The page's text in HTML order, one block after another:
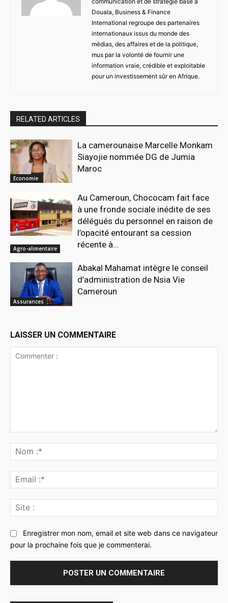
Douala, Business & Finance
International regroupe des partenaires
internationaux issus du monde des
médias, des affaires et de la politique,
mus par la volonté de fournir une
information vraie, crédible et exploitable
pour un investissement sûr en Afrique.
RELATED ARTICLES
Economie
La camerounaise Marcelle Monkam
Siayojie nommée DG de Jumia
Maroc
Agro-alimentaire
Au Cameroun, Chococam fait face
à une fronde sociale inédite de ses
délégués du personnel en raison de
l’opacité entourant sa cession
récente à...
Assurances
Abakal Mahamat intègre le conseil
d’administration de Nsia Vie
Cameroun
LAISSER UN COMMENTAIRE
:*
:*
:
Enregistrer mon nom, email et site web dans ce navigateur
pour la prochaine fois que je commenterai.